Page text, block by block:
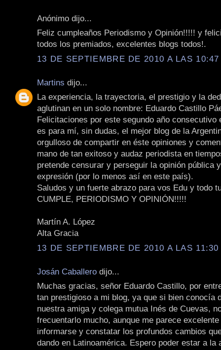
Anónimo dijo...
Feliz cumpleaños Periodismo y Opinión!!!!! y
todos los premiados, excelentes blogs todos!.
13 DE SEPTIEMBRE DE 2010 A LAS
Martins dijo...
La experiencia, la trayectoria, el prestigio y la
aglutinan en un solo nombre: Eduardo Castillo
Felicitaciones por este segundo año consecutivo
es para mí, sin dudas, el mejor blog de la
orgulloso de compartir en éste opiniones y
mano de tan exitoso y audaz periodista en
pretende censurar y perseguir la opinión pública
expresión (por lo menos así en este país).
Saludos y un fuerte abrazo para vos Edu y todo
CUMPLE, PERIODISMO Y OPINIÓN!!!!!
Martín A. López
Alta Gracia
13 DE SEPTIEMBRE DE 2010 A LAS
Josán Caballero dijo...
Muchas gracias, señor Eduardo Castillo, por
tan prestigioso a mi blog, ya que si bien conocía
nuestra amiga y colega mutua Inés de Cuevas,
frecuentarlo mucho, aunque me parece
informarse y constatar los profundos cambios
dando en Latinoamérica. Espero poder estar a la